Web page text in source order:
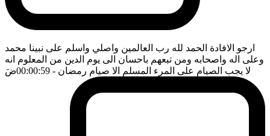
ارجو الافادة الحمد لله رب العالمين واصلي واسلم على نبينا محمد
وعلى اله واصحابه ومن تبعهم باحسان الى يوم الدين من المعلوم انه
لا يجب الصيام على المرء المسلم الا صيام رمضان - 00:00:59 ضَ